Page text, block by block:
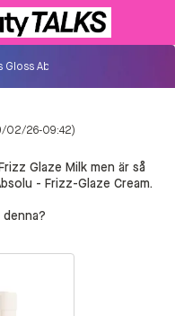
Gloss Absolu Anti-Frizz Glaze
02/26-09:42)
Glaze Milk men är så
- Frizz-Glaze Cream.